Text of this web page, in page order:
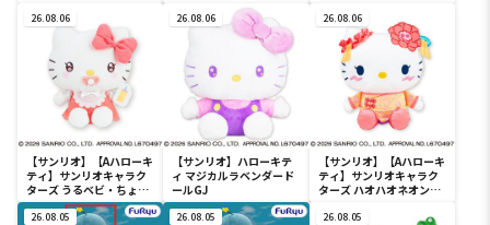
26.08.06
【サンリオ】【Aハローキ
ティ】サンリオキャラク
ターズ うるベビ・ちょい
デカドール
26.08.06
【サンリオ】ハローキテ
ィ マジカルラベンダード
ールGJ
26.08.06
【サンリオ】【Aハローキ
ティ】サンリオキャラク
ターズ ハオハオネオンタ
26.08.05 26.08.05 26.08.05